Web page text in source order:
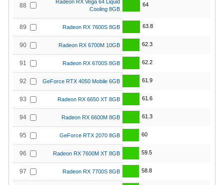
88
Radeon RX Vega 64 Liquid
Cooling 8GB
64
89 Radeon RX 7600S 8GB 63.8
90 Radeon RX 6700M 10GB 62.3
91 Radeon RX 6700S 8GB 62.2
92 GeForce RTX 4050 Mobile 6GB 61.9
93 Radeon RX 6650 XT 8GB 61.6
94 Radeon RX 6600M 8GB 61.3
95 GeForce RTX 2070 8GB 60
96 Radeon RX 7600M XT 8GB 59.5
97 Radeon RX 7700S 8GB 58.8